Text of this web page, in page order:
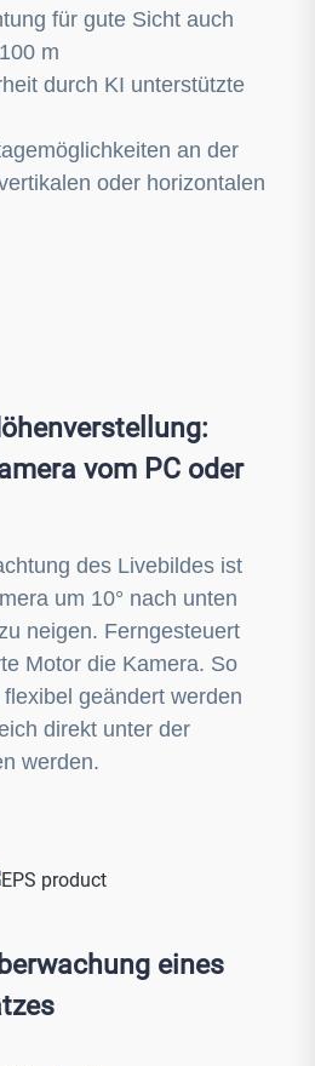
für gute Sicht auch
m
durch KI unterstützte
an der
oder horizontalen
vom PC oder
des Livebildes ist
um 10° nach unten
neigen. Ferngesteuert
Motor die Kamera. So
geändert werden
direkt unter der
werden.
eines